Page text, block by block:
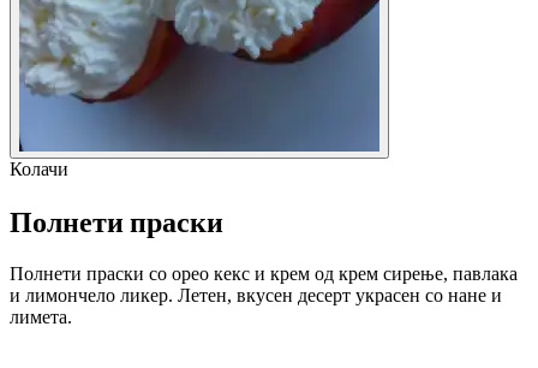
Колачи
Полнети праски
Полнети праски со орео кекс и крем од крем сирење, павлака
и лимончело ликер. Летен, вкусен десерт украсен со нане и
лимета.